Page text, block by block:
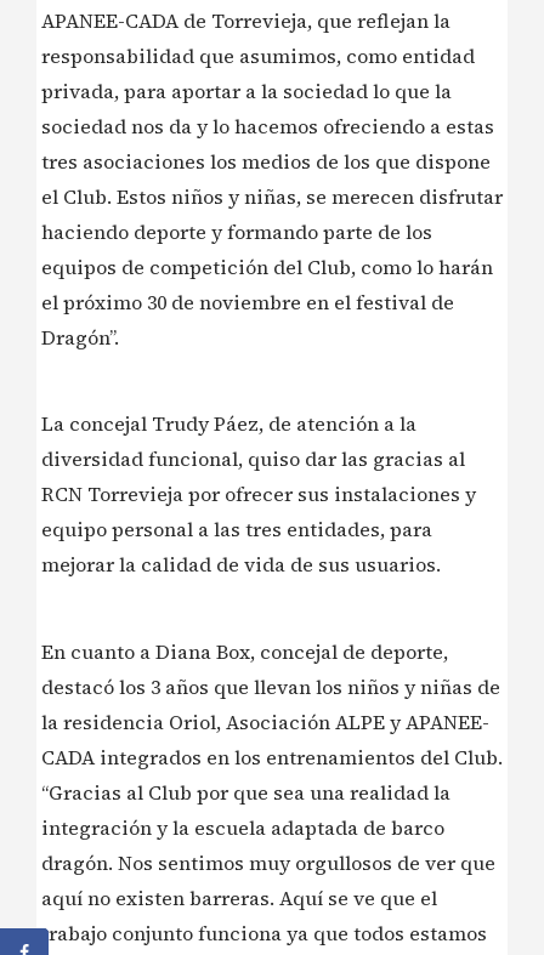
APANEE-CADA de Torrevieja, que reflejan la
responsabilidad que asumimos, como entidad
privada, para aportar a la sociedad lo que la
sociedad nos da y lo hacemos ofreciendo a estas
tres asociaciones los medios de los que dispone
el Club. Estos niños y niñas, se merecen disfrutar
haciendo deporte y formando parte de los
equipos de competición del Club, como lo harán
el próximo 30 de noviembre en el festival de
Dragón”.
️La concejal Trudy Páez, de atención a la
diversidad funcional, quiso dar las gracias al
RCN Torrevieja por ofrecer sus instalaciones y
equipo personal a las tres entidades, para
mejorar la calidad de vida de sus usuarios.
️En cuanto a Diana Box, concejal de deporte,
destacó los 3 años que llevan los niños y niñas de
la residencia Oriol, Asociación ALPE y APANEE-
CADA integrados en los entrenamientos del Club.
“Gracias al Club por que sea una realidad la
integración y la escuela adaptada de barco
dragón. Nos sentimos muy orgullosos de ver que
aquí no existen barreras. Aquí se ve que el
trabajo conjunto funciona ya que todos estamos